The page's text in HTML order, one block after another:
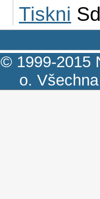
Tiskni
© 1999-2015
o.